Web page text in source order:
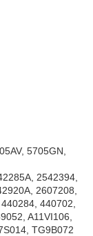
5705GN,
2542394,
2607208,
440702,
A11VI106,
TG9B072